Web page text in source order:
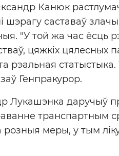
Канюк
шэрагу саставаў
"У той жа час ёсць
цяжкіх
рэальная
Генпракурор.
Лукашэнка даручыў
транспартным
меры, у тым